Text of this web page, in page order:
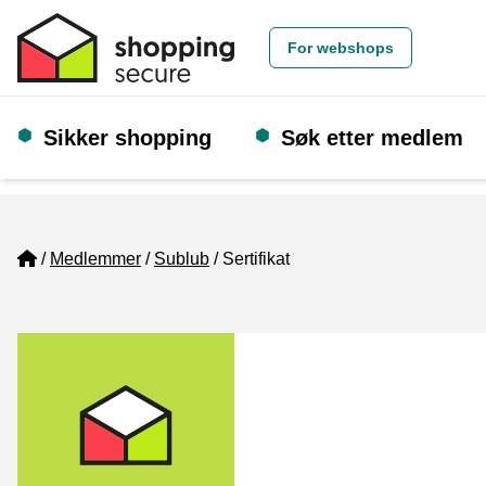
For webshops
Sikker shopping Søk etter medlem
Home
Medlemmer Sublub Sertifikat